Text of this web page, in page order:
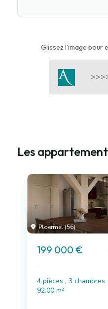
Glissez l'image pour
Les
Ploërmel (56)
199 000 €
4 pièces , 3 chambres
92.00 m²